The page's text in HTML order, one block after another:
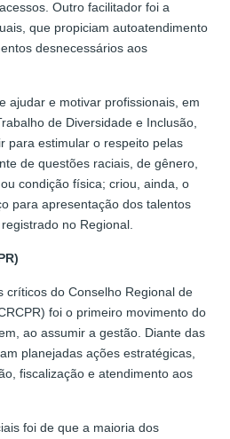
Outro facilitador foi a
que propiciam autoatendimento
desnecessários aos
ajudar e motivar profissionais, em
de Diversidade e Inclusão,
para estimular o respeito pelas
de questões raciais, de gênero,
condição física; criou, ainda, o
para apresentação dos talentos
no Regional.
críticos do Conselho Regional de
foi o primeiro movimento do
ao assumir a gestão. Diante das
planejadas ações estratégicas,
fiscalização e atendimento aos
foi de que a maioria dos